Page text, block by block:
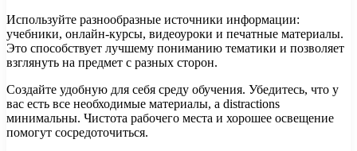
Используйте разнообразные источники информации:
учебники, онлайн-курсы, видеоуроки и печатные материалы.
Это способствует лучшему пониманию тематики и позволяет
взглянуть на предмет с разных сторон.
Создайте удобную для себя среду обучения. Убедитесь, что у
вас есть все необходимые материалы, а distractions
минимальны. Чистота рабочего места и хорошее освещение
помогут сосредоточиться.